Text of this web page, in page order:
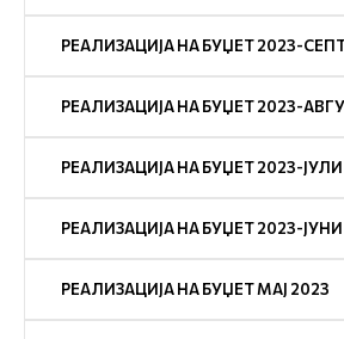
РЕАЛИЗАЦИЈА НА БУЏЕТ 2023-
РЕАЛИЗАЦИЈА НА БУЏЕТ 2023-
РЕАЛИЗАЦИЈА НА БУЏЕТ 2023-ЈУЛИ
РЕАЛИЗАЦИЈА НА БУЏЕТ 2023-ЈУНИ
РЕАЛИЗАЦИЈА НА БУЏЕТ МАЈ 2023